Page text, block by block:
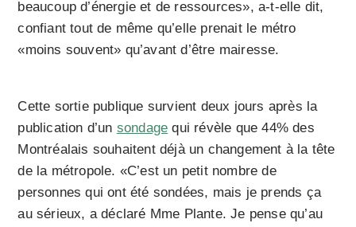
beaucoup d’énergie et de ressources», a-t-elle dit,
confiant tout de même qu’elle prenait le métro
«moins souvent» qu’avant d’être mairesse.
Cette sortie publique survient deux jours après la
publication d’un sondage qui révèle que 44% des
Montréalais souhaitent déjà un changement à la tête
de la métropole. «C’est un petit nombre de
personnes qui ont été sondées, mais je prends ça
au sérieux, a déclaré Mme Plante. Je pense qu’au